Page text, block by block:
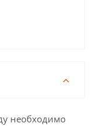
необходимо